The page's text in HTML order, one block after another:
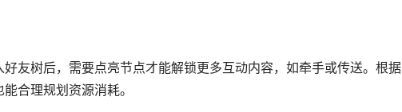
友树后，需要点亮节点才能解锁更多互动内容，如牵手或传送。根据
合理规划资源消耗。